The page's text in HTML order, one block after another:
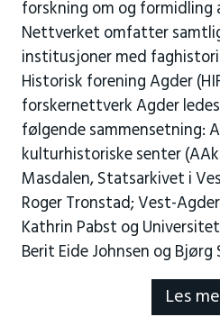
forskning om og formidling
Nettverket omfatter
institusjoner med
Historisk forening Agder
forskernettverk Agder
følgende sammensetning:
kulturhistoriske senter
Masdalen, Statsarkivet i
Roger Tronstad; Vest-
Kathrin Pabst og
Berit Eide Johnsen og Bjørg
Les